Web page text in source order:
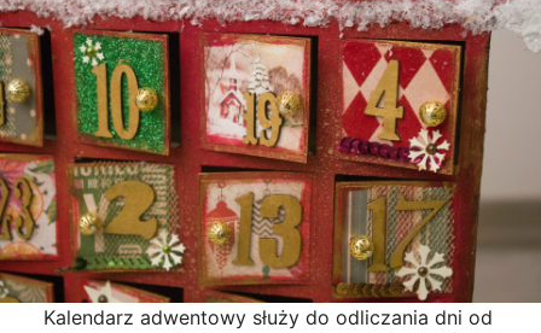
Kalendarz adwentowy służy do odliczania dni od